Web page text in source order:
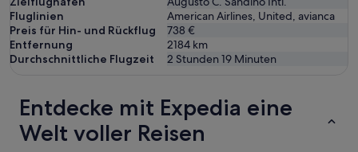
Fluglinien
American Airlines, United, avianca
Preis für Hin- und Rückflug
738 €
Entfernung
2184 km
Durchschnittliche Flugzeit
2 Stunden 19 Minuten
Entdecke mit Expedia eine
Welt voller Reisen